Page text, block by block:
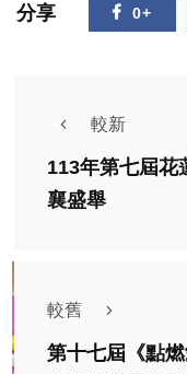
分享 0+
較新
113年第七屆花
襄盛舉
較舊
第十七屆《點